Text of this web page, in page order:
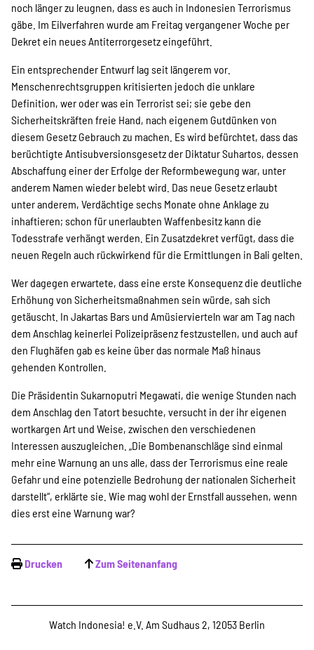
noch länger zu leugnen, dass es auch in Indonesien Terrorismus
gäbe. Im Eilverfahren wurde am Freitag vergangener Woche per
Dekret ein neues Antiterrorgesetz eingeführt.
Ein entsprechender Entwurf lag seit längerem vor.
Menschenrechtsgruppen kritisierten jedoch die unklare
Definition, wer oder was ein Terrorist sei; sie gebe den
Sicherheitskräften freie Hand, nach eigenem Gutdünken von
diesem Gesetz Gebrauch zu machen. Es wird befürchtet, dass das
berüchtigte Antisubversionsgesetz der Diktatur Suhartos, dessen
Abschaffung einer der Erfolge der Reformbewegung war, unter
anderem Namen wieder belebt wird. Das neue Gesetz erlaubt
unter anderem, Verdächtige sechs Monate ohne Anklage zu
inhaftieren; schon für unerlaubten Waffenbesitz kann die
Todesstrafe verhängt werden. Ein Zusatzdekret verfügt, dass die
neuen Regeln auch rückwirkend für die Ermittlungen in Bali gelten.
Wer dagegen erwartete, dass eine erste Konsequenz die deutliche
Erhöhung von Sicherheitsmaßnahmen sein würde, sah sich
getäuscht. In Jakartas Bars und Amüsiervierteln war am Tag nach
dem Anschlag keinerlei Polizeipräsenz festzustellen, und auch auf
den Flughäfen gab es keine über das normale Maß hinaus
gehenden Kontrollen.
Die Präsidentin Sukarnoputri Megawati, die wenige Stunden nach
dem Anschlag den Tatort besuchte, versucht in der ihr eigenen
wortkargen Art und Weise, zwischen den verschiedenen
Interessen auszugleichen. „Die Bombenanschläge sind einmal
mehr eine Warnung an uns alle, dass der Terrorismus eine reale
Gefahr und eine potenzielle Bedrohung der nationalen Sicherheit
darstellt“, erklärte sie. Wie mag wohl der Ernstfall aussehen, wenn
dies erst eine Warnung war?
Drucken Zum Seitenanfang
Watch Indonesia! e.V. Am Sudhaus 2, 12053 Berlin